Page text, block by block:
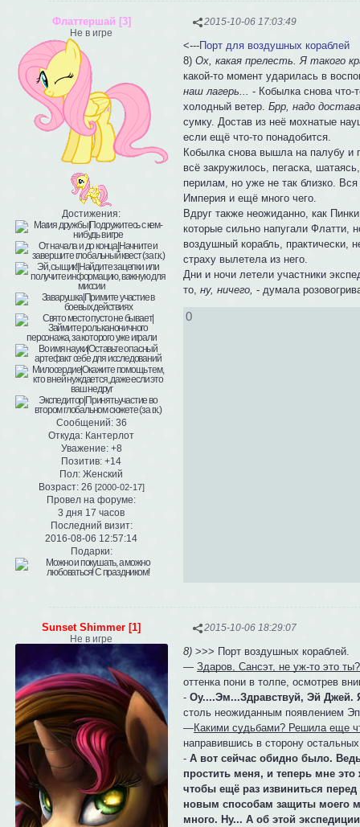
2015-10-06 17:03:49
Флаттершай [3]
Не в игре
Достижения:
Сообщений: 36
Откуда: Кантерлот
Уважение: +8
Позитив: +14
Пол: Женский
Возраст: 26 [2000-02-17]
Провел на форуме:
3 дня 17 часов
Последний визит:
2016-08-06 12:57:14
Подарки:
<---Порт для воздушных кораблей
8)Ох, какая прелесть. Я такого
какой-то момент ударилась в
наш лагерь...
- Кобылка снова что-
холодный ветер.Брр, надо
сумку. Достав из неё мохнатые
если ещё что-то понадобится.
Кобылка снова вышла на палубу и
всё закружилось, пегаска,
перилам, но уже не так близко.
Империя и ещё много чего.
Вдруг также неожиданно, как
которые сильно напугали Флатти,
воздушный корабль, практически,
страху вылетела из него.
Дни и ночи летели участники
то,ну, ничего, - думала
0
2015-10-06 18:29:07
Sunset Shimmer [1]
Не в игре
8) >>> Порт воздушных кораблей.
—Здаров, Сансэт, не уж-то это ты?
оттенка пони в толпе, осмотрев
-Оу....Эм...Здравствуй, Эй Джей.
столь неожиданным появлением
—Какими судьбами? Решила еще
направившись в сторону
-А вот сейчас обидно было.
простить меня, и теперь мне
чтобы ещё раз извиниться
новым способам защиты моего
много. Ну... А об этой